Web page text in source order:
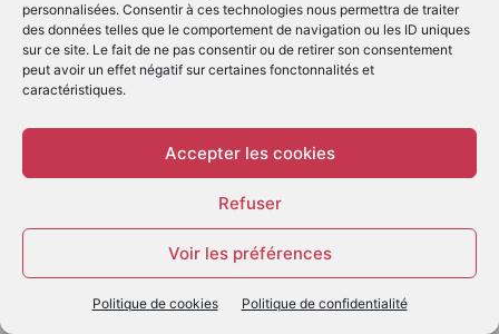
personnalisées. Consentir à ces technologies nous permettra de traiter
des données telles que le comportement de navigation ou les ID uniques
sur ce site. Le fait de ne pas consentir ou de retirer son consentement
peut avoir un effet négatif sur certaines fonctonnalités et
caractéristiques.
Accepter les cookies
Refuser
Voir les préférences
Politique de cookies Politique de confidentialité